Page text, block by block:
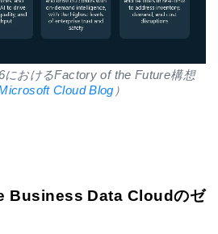
おけるFactory of the Future構想
Cloud Blog ）
Business Data Cloudのゼ